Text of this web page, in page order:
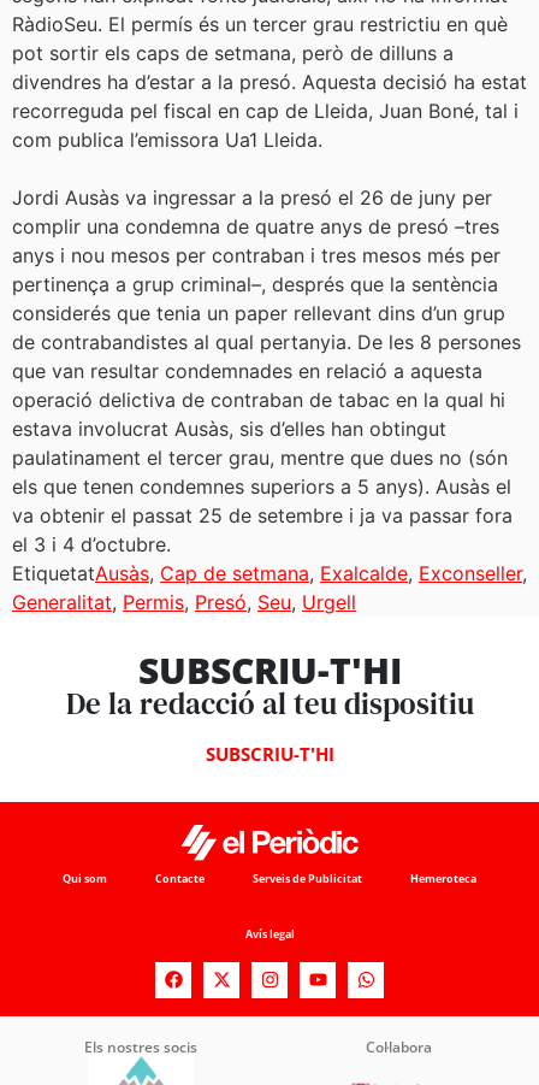
RàdioSeu. El permís és un tercer grau restrictiu en què
pot sortir els caps de setmana, però de dilluns a
divendres ha d’estar a la presó. Aquesta decisió ha estat
recorreguda pel fiscal en cap de Lleida, Juan Boné, tal i
com publica l’emissora Ua1 Lleida.
Jordi Ausàs va ingressar a la presó el 26 de juny per
complir una condemna de quatre anys de presó –tres
anys i nou mesos per contraban i tres mesos més per
pertinença a grup criminal–, després que la sentència
considerés que tenia un paper rellevant dins d’un grup
de contrabandistes al qual pertanyia. De les 8 persones
que van resultar condemnades en relació a aquesta
operació delictiva de contraban de tabac en la qual hi
estava involucrat Ausàs, sis d’elles han obtingut
paulatinament el tercer grau, mentre que dues no (són
els que tenen condemnes superiors a 5 anys). Ausàs el
va obtenir el passat 25 de setembre i ja va passar fora
el 3 i 4 d’octubre.
EtiquetatAusàs, Cap de setmana, Exalcalde, Exconseller,
Generalitat, Permis, Presó, Seu, Urgell
SUBSCRIU-T'HI
De la redacció al teu dispositiu
SUBSCRIU-T'HI
Qui som Contacte Serveis de Publicitat Hemeroteca
Avís legal
Els nostres socis Col·labora